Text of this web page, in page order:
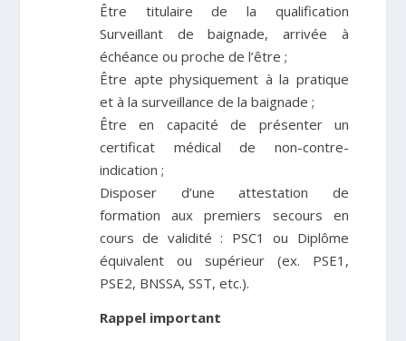
Être titulaire de la qualification
Surveillant de baignade, arrivée à
échéance ou proche de l’être ;
Être apte physiquement à la pratique
et à la surveillance de la baignade ;
Être en capacité de présenter un
certificat médical de non-contre-
indication ;
Disposer d’une attestation de
formation aux premiers secours en
cours de validité : PSC1 ou Diplôme
équivalent ou supérieur (ex. PSE1,
PSE2, BNSSA, SST, etc.).
Rappel important